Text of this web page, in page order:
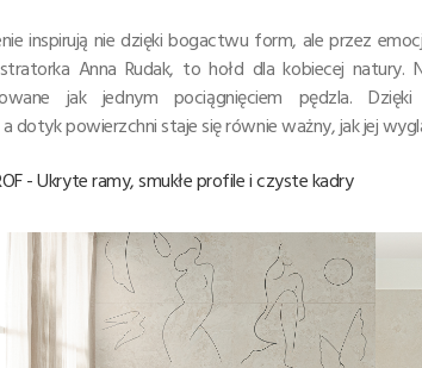
inspirują nie dzięki bogactwu form, ale przez
Anna Rudak, to hołd dla kobiecej natury.
jak jednym pociągnięciem pędzla.
dotyk powierzchni staje się równie ważny, jak jej
- Ukryte ramy, smukłe profile i czyste kadry